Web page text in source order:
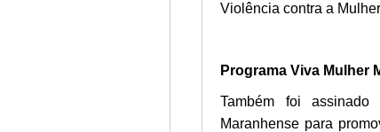
Violência contra a
Programa Viva Mulher
Também foi
Maranhense para